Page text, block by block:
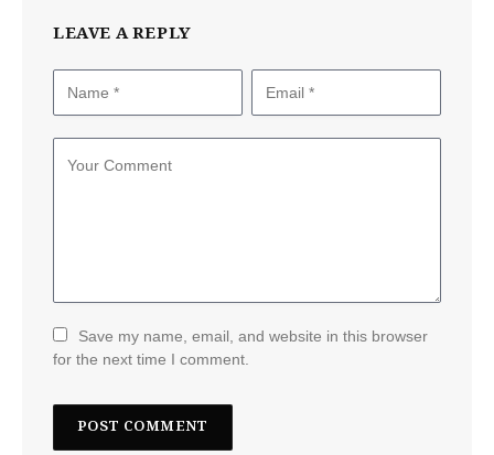
LEAVE A REPLY
Save my name, email, and website in this browser
for the next time I comment.